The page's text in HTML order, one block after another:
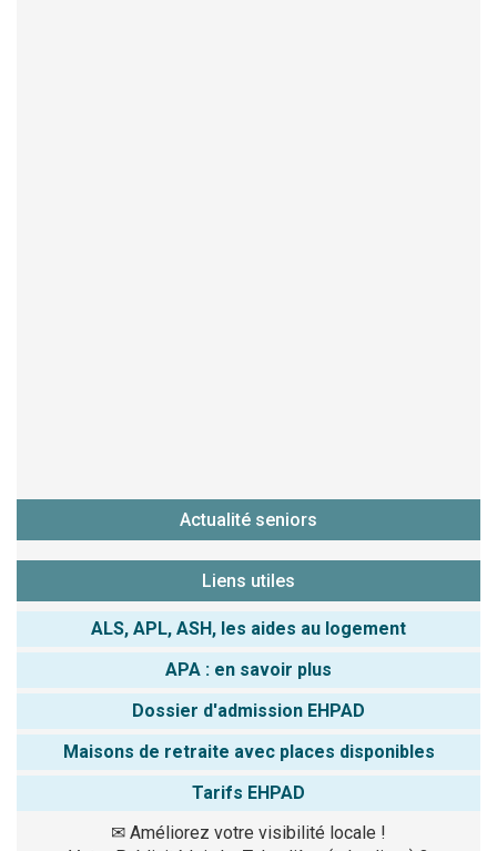
Actualité seniors
Liens utiles
ALS, APL, ASH, les aides au logement
APA : en savoir plus
Dossier d'admission EHPAD
Maisons de retraite avec places disponibles
Tarifs EHPAD
✉ Améliorez votre visibilité locale !